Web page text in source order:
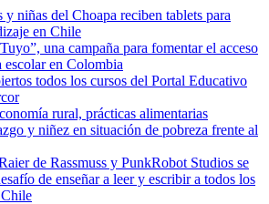
niñas del Choapa reciben tablets para
en Chile
una campaña para fomentar el acceso
escolar en Colombia
todos los cursos del Portal Educativo
rural, prácticas alimentarias
y niñez en situación de pobreza frente al
de Rassmuss y PunkRobot Studios se
de enseñar a leer y escribir a todos los